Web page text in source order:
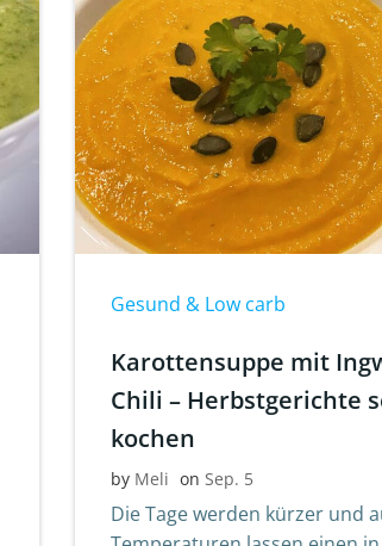
Gesund & Low carb
Karottensuppe mit
Chili – Herbstgerichte
kochen
by Meli on Sep. 5
Die Tage werden kürzer und